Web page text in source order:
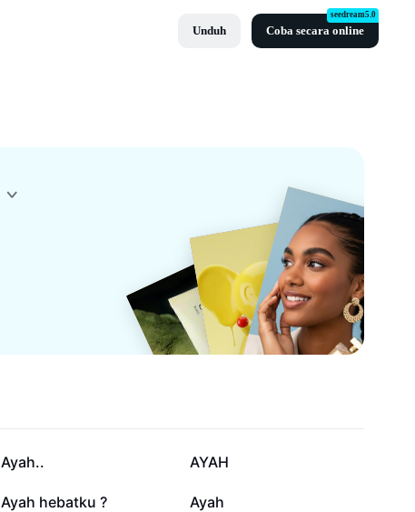
Unduh Coba secara online
seedream5.0
24,5 rb
Ayah.. 19,7 rb
AYAH
3,2 rb
Ayah hebatku ? 3 rb
Ayah